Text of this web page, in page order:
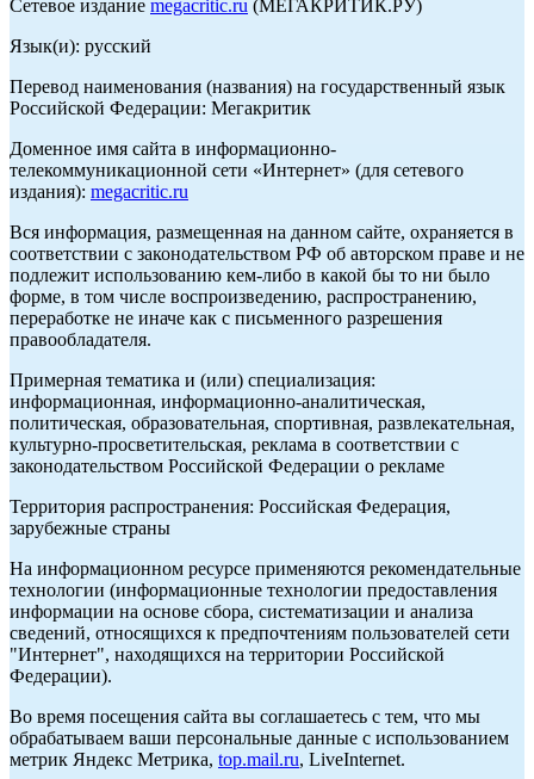
Сетевое издание megacritic.ru (МЕГАКРИТИК.РУ)
Язык(и): русский
Перевод наименования (названия) на государственный язык
Российской Федерации: Мегакритик
Доменное имя сайта в информационно-
телекоммуникационной сети «Интернет» (для сетевого
издания): megacritic.ru
Вся информация, размещенная на данном сайте, охраняется в
соответствии с законодательством РФ об авторском праве и не
подлежит использованию кем-либо в какой бы то ни было
форме, в том числе воспроизведению, распространению,
переработке не иначе как с письменного разрешения
правообладателя.
Примерная тематика и (или) специализация:
информационная, информационно-аналитическая,
политическая, образовательная, спортивная, развлекательная,
культурно-просветительская, реклама в соответствии с
законодательством Российской Федерации о рекламе
Территория распространения: Российская Федерация,
зарубежные страны
На информационном ресурсе применяются рекомендательные
технологии (информационные технологии предоставления
информации на основе сбора, систематизации и анализа
сведений, относящихся к предпочтениям пользователей сети
"Интернет", находящихся на территории Российской
Федерации).
Во время посещения сайта вы соглашаетесь с тем, что мы
обрабатываем ваши персональные данные с использованием
метрик Яндекс Метрика, top.mail.ru, LiveInternet.